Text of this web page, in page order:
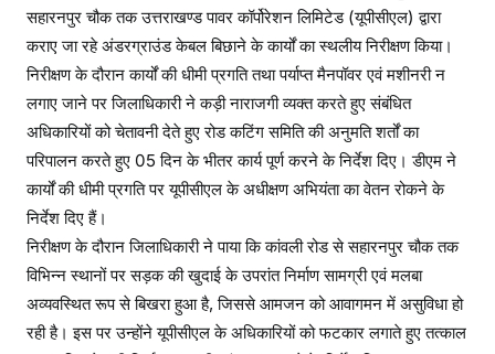
सहारनपुर चौक तक उत्तराखण्ड पावर कॉर्पोरेशन लिमिटेड (यूपीसीएल) द्वारा
कराए जा रहे अंडरग्राउंड केबल बिछाने के कार्यों का स्थलीय निरीक्षण किया।
निरीक्षण के दौरान कार्यों की धीमी प्रगति तथा पर्याप्त मैनपॉवर एवं मशीनरी न
लगाए जाने पर जिलाधिकारी ने कड़ी नाराजगी व्यक्त करते हुए संबंधित
अधिकारियों को चेतावनी देते हुए रोड कटिंग समिति की अनुमति शर्तों का
परिपालन करते हुए 05 दिन के भीतर कार्य पूर्ण करने के निर्देश दिए। डीएम ने
कार्यों की धीमी प्रगति पर यूपीसीएल के अधीक्षण अभियंता का वेतन रोकने के
निर्देश दिए हैं।
निरीक्षण के दौरान जिलाधिकारी ने पाया कि कांवली रोड से सहारनपुर चौक तक
विभिन्न स्थानों पर सड़क की खुदाई के उपरांत निर्माण सामग्री एवं मलबा
अव्यवस्थित रूप से बिखरा हुआ है, जिससे आमजन को आवागमन में असुविधा हो
रही है। इस पर उन्होंने यूपीसीएल के अधिकारियों को फटकार लगाते हुए तत्काल